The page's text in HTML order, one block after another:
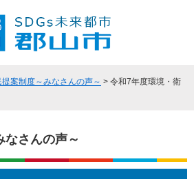
提案制度～みなさんの声～ > 令和7年度環境・衛
なさんの声～